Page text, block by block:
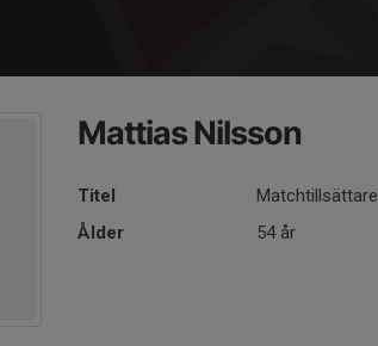
Mattias Nilsson
Titel
Matchtillsättare
Ålder
54 år